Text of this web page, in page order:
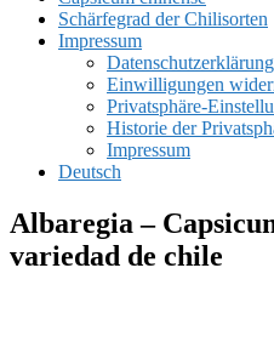
Schärfegrad der Chilisorten
Impressum
Datenschutzerklärung
Einwilligungen
Privatsphäre-
Historie der
Impressum
Deutsch
Albaregia –
variedad de chile